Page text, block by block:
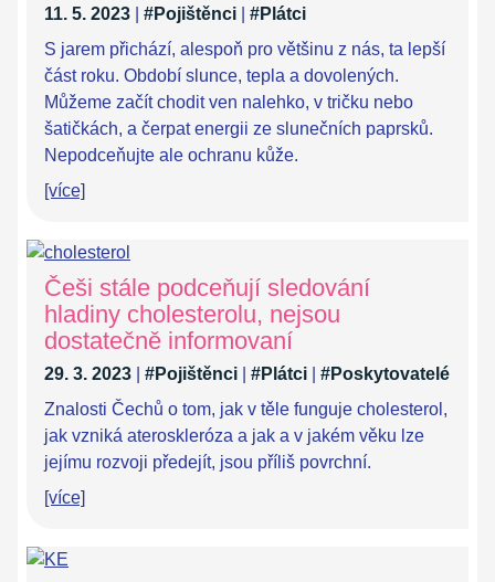
11. 5. 2023 #Pojištěnci
#Plátci
S jarem přichází, alespoň pro většinu z nás, ta lepší
část roku. Období slunce, tepla a dovolených.
Můžeme začít chodit ven nalehko, v tričku nebo
šatičkách, a čerpat energii ze slunečních paprsků.
Nepodceňujte ale ochranu kůže.
[více]
Češi stále podceňují sledování
hladiny cholesterolu, nejsou
dostatečně informovaní
29. 3. 2023 #Pojištěnci #Plátci
#Poskytovatelé
Znalosti Čechů o tom, jak v těle funguje cholesterol,
jak vzniká ateroskleróza a jak a v jakém věku lze
jejímu rozvoji předejít, jsou příliš povrchní.
[více]